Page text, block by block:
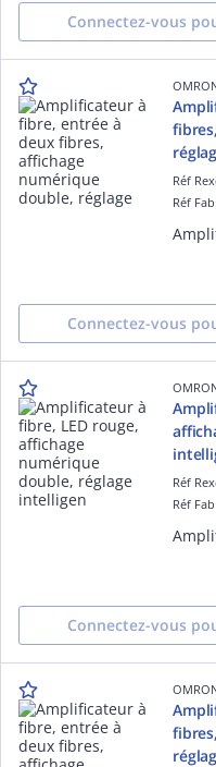
Connectez-vous
Réf
Réf
Connectez-vous
Réf
Réf
Connectez-vous